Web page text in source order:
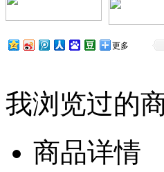
更多
我浏览过的
商品详情